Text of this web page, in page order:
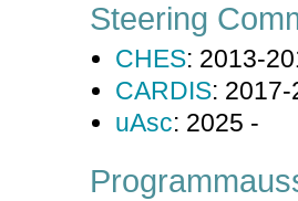
Steering
CHES: 2013-
CARDIS:
uAsc: 2025 -